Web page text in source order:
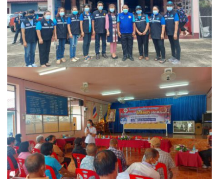
วิดาโฮม
สลีพ&ฟิชชิ่ง
สวัสดีปัวโฮมสเตย์
สุขใจเฮ้าส์
อิงขว้างโฮมสเตย์
อิงดอยปัว
อุ่นไอปัว
อูปแก้วรีสอร์ท